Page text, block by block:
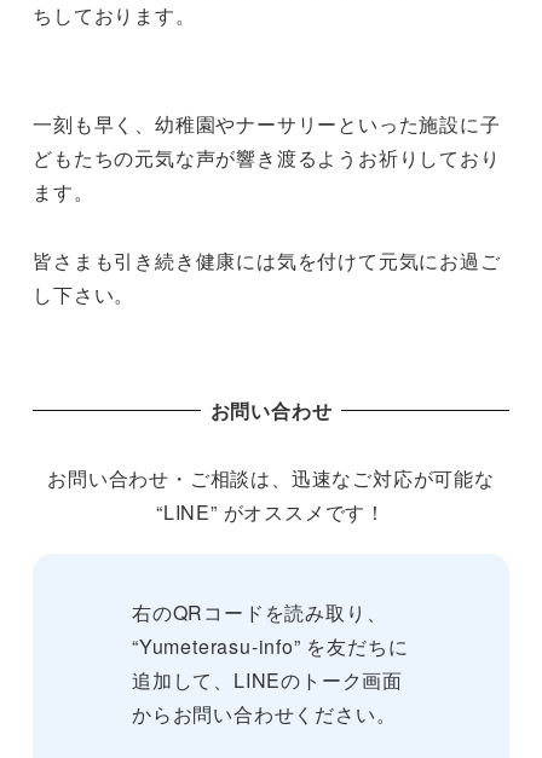
ちしております。
一刻も早く、幼稚園やナーサリーといった施設に子
どもたちの元気な声が響き渡るようお祈りしており
ます。
皆さまも引き続き健康には気を付けて元気にお過ご
し下さい。
お問い合わせ
お問い合わせ・ご相談は、迅速なご対応が可能な
“LINE” がオススメです！
右のQRコードを読み取り、
“Yumeterasu-info” を友だちに
追加して、LINEのトーク画面
からお問い合わせください。